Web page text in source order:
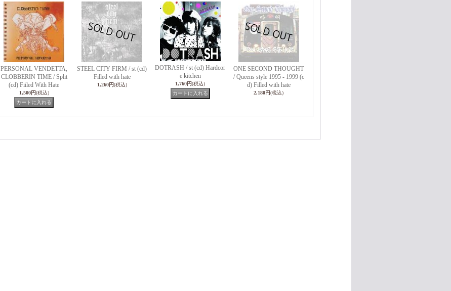
PERSONAL VENDETTA,
CLOBBERIN TIME / Split
(cd) Fiiled With Hate
1,500円(税込)
STEEL CITY FIRM / st (cd)
Filled with hate
1,260円(税込)
DOTRASH / st (cd) Hardcor
e kitchen
1,760円(税込)
ONE SECOND THOUGHT
/ Queens style 1995 - 1999 (c
d) Filled with hate
2,180円(税込)